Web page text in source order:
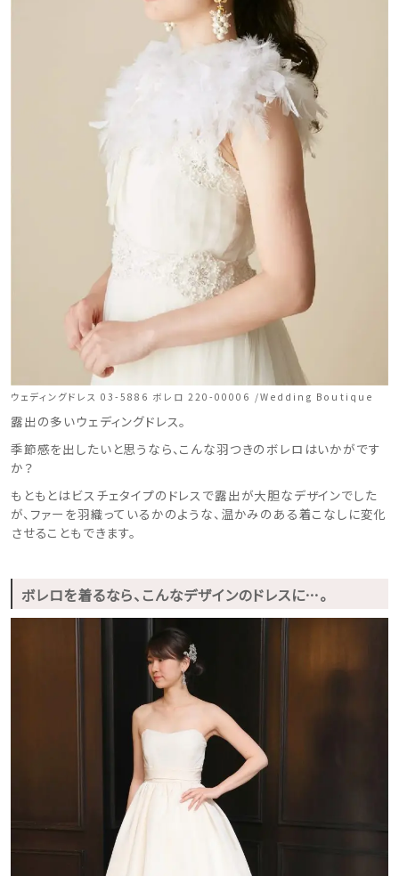
ウェディングドレス 03-5886 ボレロ 220-00006 /Wedding Boutique
露出の多いウェディングドレス。
季節感を出したいと思うなら、こんな羽つきのボレロはいかがです
か？
もともとはビスチェタイプのドレスで露出が大胆なデザインでした
が、ファーを羽織っているかのような、温かみのある着こなしに変化
させることもできます。
ボレロを着るなら、こんなデザインのドレスに…。